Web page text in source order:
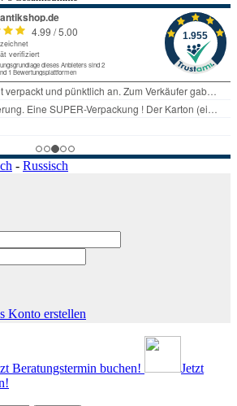
- Russisch
Konto erstellen
Beratungstermin buchen!
Jetzt